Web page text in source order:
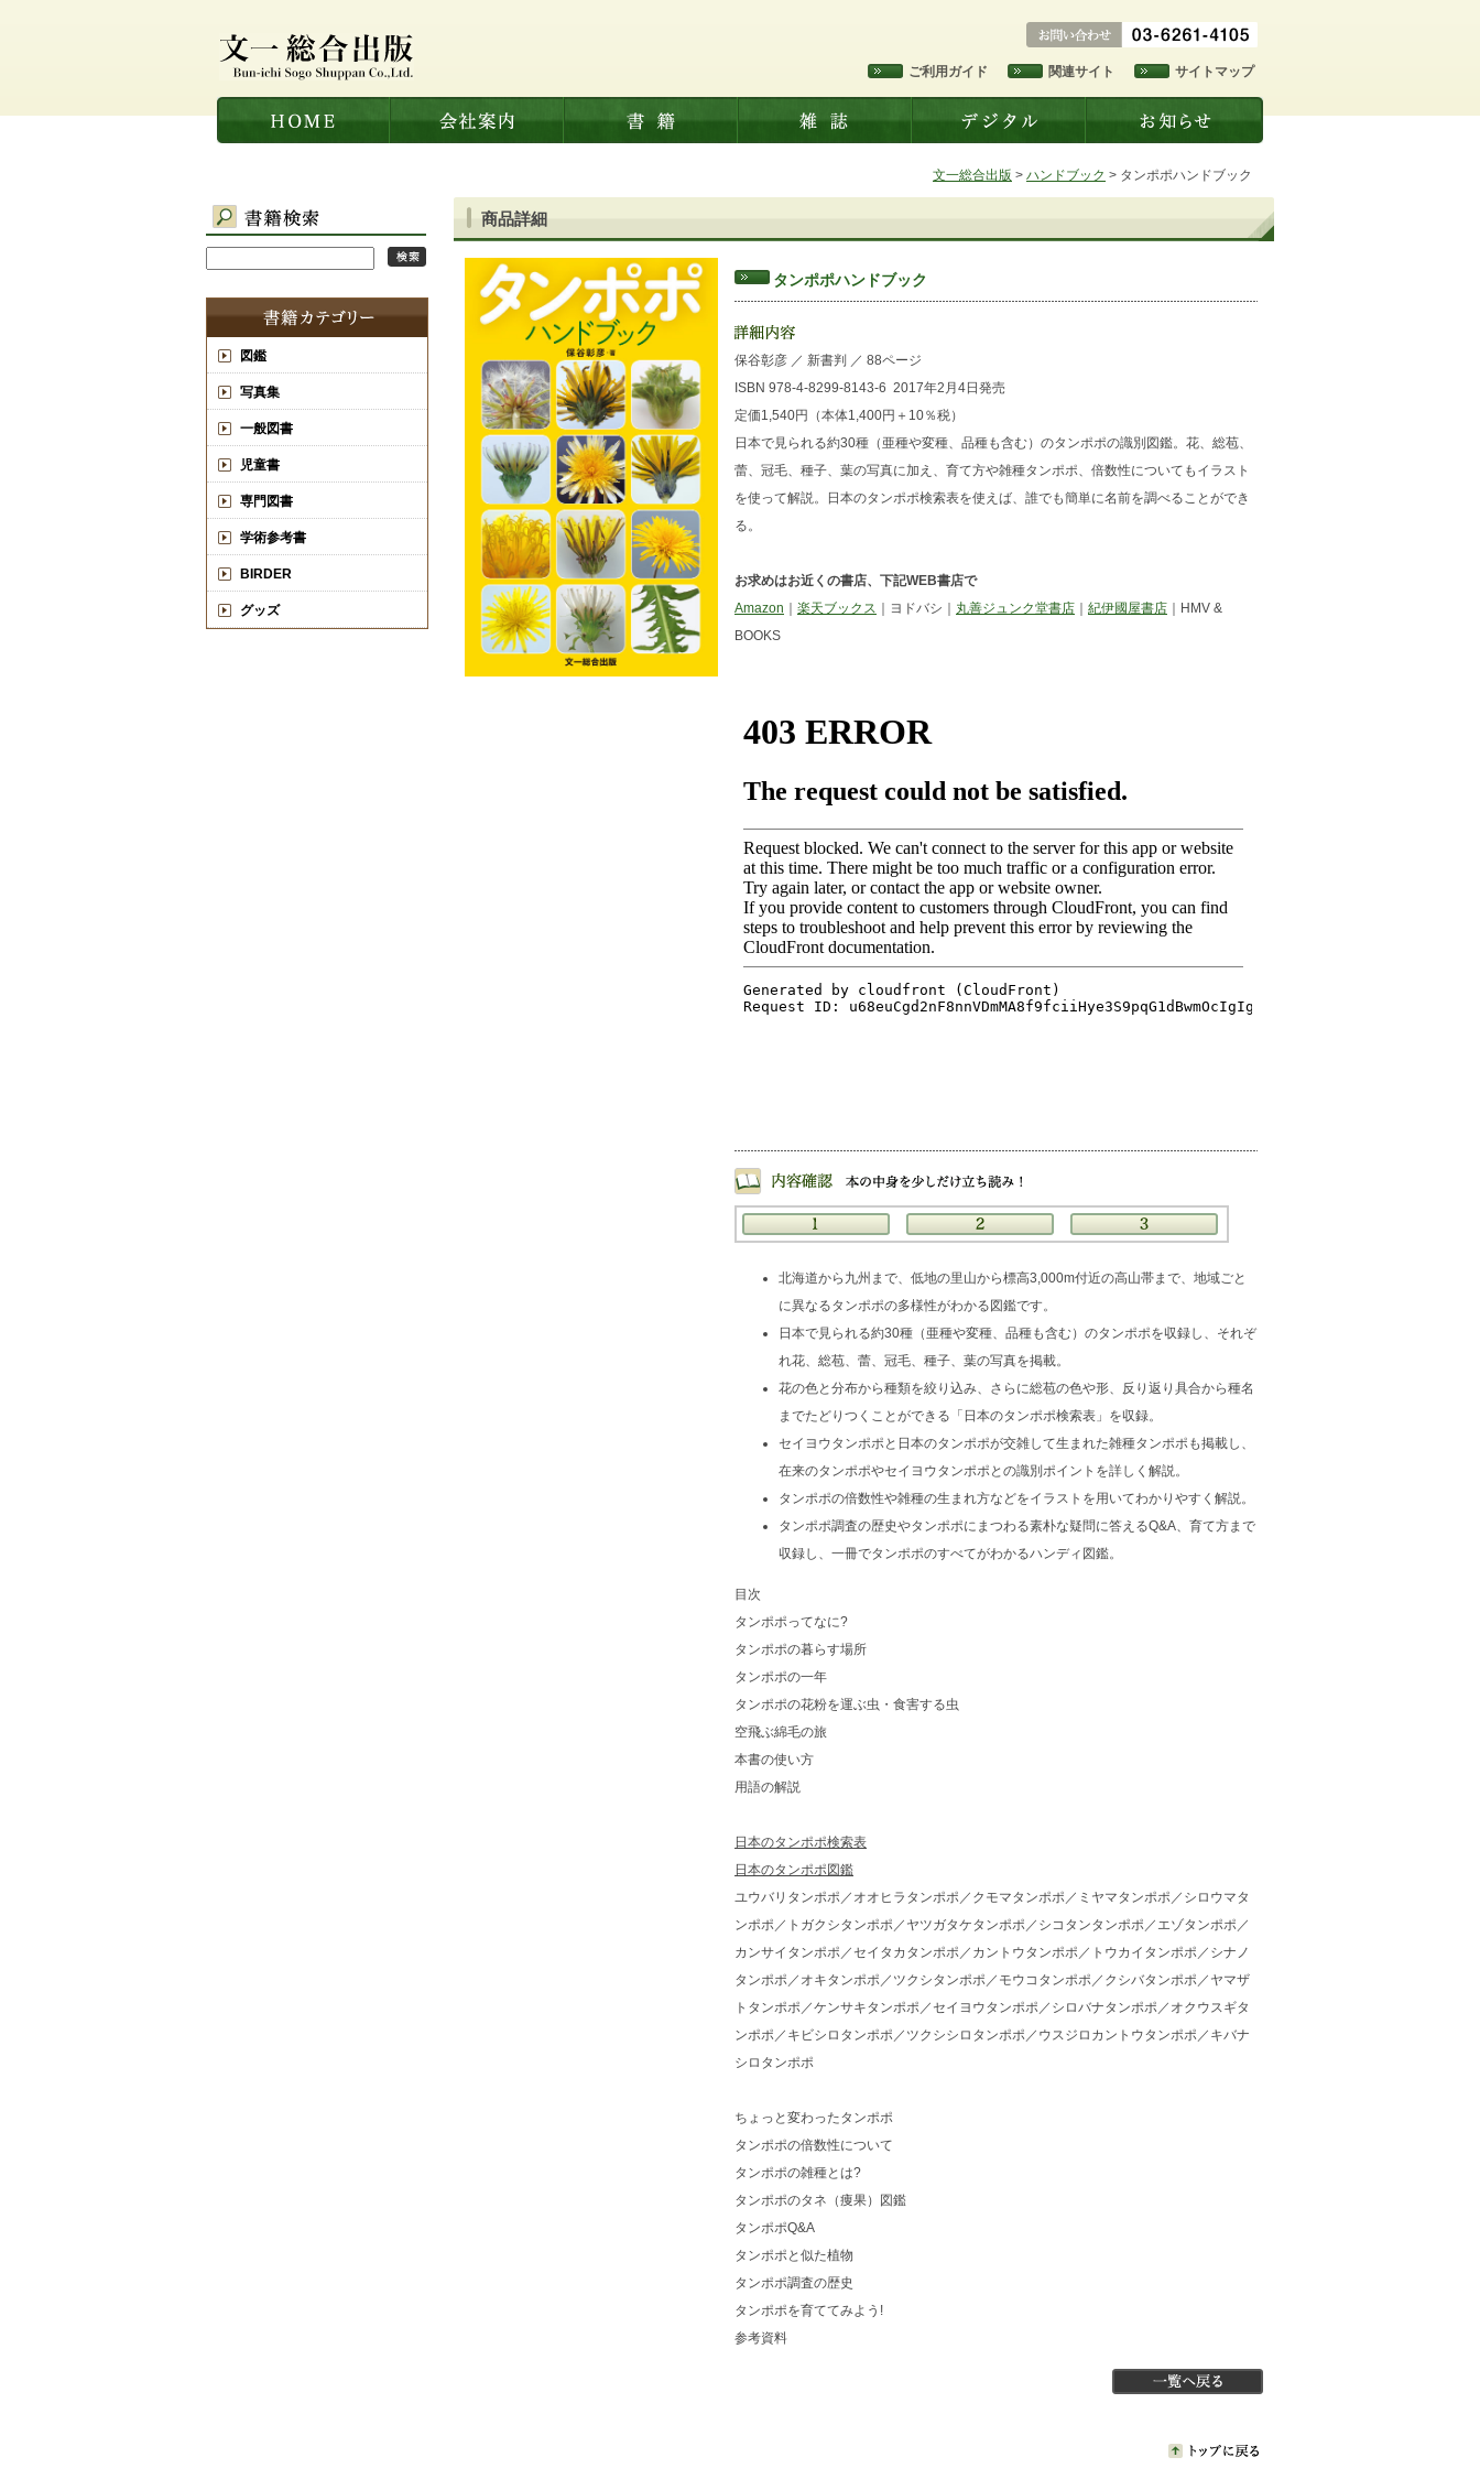
サイトマップ
関連サイト
ご利用ガイド
文一総合出版 > ハンドブック > タンポポハンドブック
図鑑
写真集
一般図書
児童書
専門図書
学術参考書
BIRDER
グッズ
商品詳細
タンポポハンドブック
保谷彰彦 ／ 新書判 ／ 88ページ
ISBN 978-4-8299-8143-6 2017年2月4日発売
定価1,540円（本体1,400円＋10％税）
日本で見られる約30種（亜種や変種、品種も含む）のタンポポの識別図鑑。花、総苞、
蕾、冠毛、種子、葉の写真に加え、育て方や雑種タンポポ、倍数性についてもイラスト
を使って解説。日本のタンポポ検索表を使えば、誰でも簡単に名前を調べることができ
る。
お求めはお近くの書店、下記WEB書店で
Amazon
楽天ブックス ｜ヨドバシ｜ 丸善ジュンク堂書店 紀伊國屋書店 ｜HMV &
BOOKS
北海道から九州まで、低地の里山から標高3,000m付近の高山帯まで、地域ごと
に異なるタンポポの多様性がわかる図鑑です。
日本で見られる約30種（亜種や変種、品種も含む）のタンポポを収録し、それぞ
れ花、総苞、蕾、冠毛、種子、葉の写真を掲載。
花の色と分布から種類を絞り込み、さらに総苞の色や形、反り返り具合から種名
までたどりつくことができる「日本のタンポポ検索表」を収録。
セイヨウタンポポと日本のタンポポが交雑して生まれた雑種タンポポも掲載し、
在来のタンポポやセイヨウタンポポとの識別ポイントを詳しく解説。
タンポポの倍数性や雑種の生まれ方などをイラストを用いてわかりやすく解説。
タンポポ調査の歴史やタンポポにまつわる素朴な疑問に答えるQ&A、育て方まで
収録し、一冊でタンポポのすべてがわかるハンディ図鑑。
目次
タンポポってなに?
タンポポの暮らす場所
タンポポの一年
タンポポの花粉を運ぶ虫・食害する虫
空飛ぶ綿毛の旅
本書の使い方
用語の解説
日本のタンポポ検索表
日本のタンポポ図鑑
ユウバリタンポポ／オオヒラタンポポ／クモマタンポポ／ミヤマタンポポ／シロウマタ
ンポポ／トガクシタンポポ／ヤツガタケタンポポ／シコタンタンポポ／エゾタンポポ／
カンサイタンポポ／セイタカタンポポ／カントウタンポポ／トウカイタンポポ／シナノ
タンポポ／オキタンポポ／ツクシタンポポ／モウコタンポポ／クシバタンポポ／ヤマザ
トタンポポ／ケンサキタンポポ／セイヨウタンポポ／シロバナタンポポ／オクウスギタ
ンポポ／キビシロタンポポ／ツクシシロタンポポ／ウスジロカントウタンポポ／キバナ
シロタンポポ
ちょっと変わったタンポポ
タンポポの倍数性について
タンポポの雑種とは?
タンポポのタネ（痩果）図鑑
タンポポQ&A
タンポポと似た植物
タンポポ調査の歴史
タンポポを育ててみよう!
参考資料